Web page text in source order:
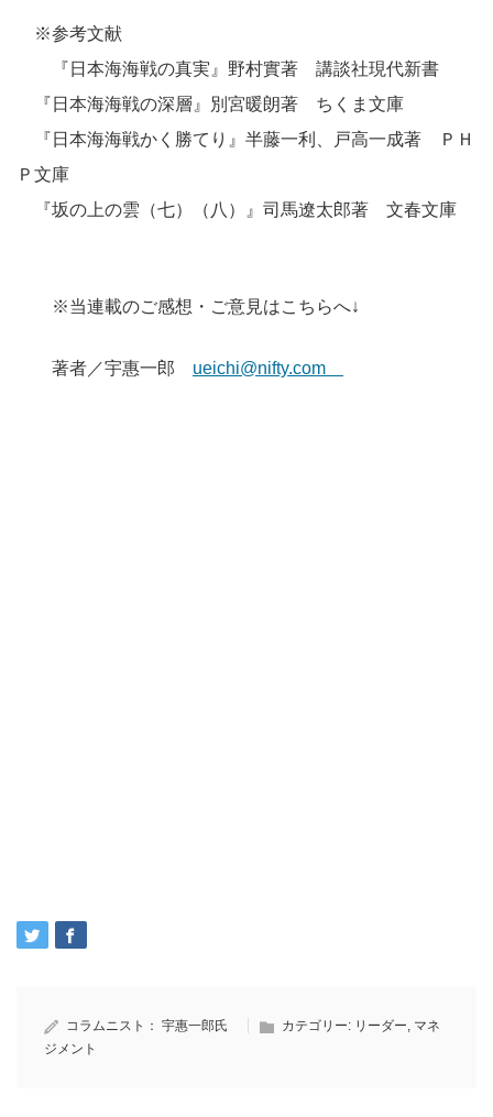
※参考文献
『日本海海戦の真実』野村實著 講談社現代新書
『日本海海戦の深層』別宮暖朗著 ちくま文庫
『日本海海戦かく勝てり』半藤一利、戸高一成著 ＰＨ
Ｐ文庫
『坂の上の雲（七）（八）』司馬遼太郎著 文春文庫
※当連載のご感想・ご意見はこちらへ↓
著者／宇惠一郎 ueichi@nifty.com
コラムニスト： 宇惠一郎氏 カテゴリー: リーダー, マネ
ジメント